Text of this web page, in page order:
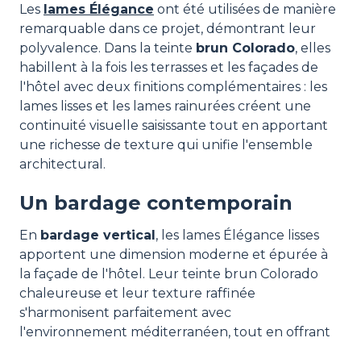
Les lames Élégance ont été utilisées de manière
remarquable dans ce projet, démontrant leur
polyvalence. Dans la teinte brun Colorado, elles
habillent à la fois les terrasses et les façades de
l'hôtel avec deux finitions complémentaires : les
lames lisses et les lames rainurées créent une
continuité visuelle saisissante tout en apportant
une richesse de texture qui unifie l'ensemble
architectural.
Un bardage contemporain
En bardage vertical, les lames Élégance lisses
apportent une dimension moderne et épurée à
la façade de l'hôtel. Leur teinte brun Colorado
chaleureuse et leur texture raffinée
s'harmonisent parfaitement avec
l'environnement méditerranéen, tout en offrant